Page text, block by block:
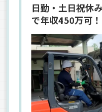
日勤・土日祝休
で年収450万可！